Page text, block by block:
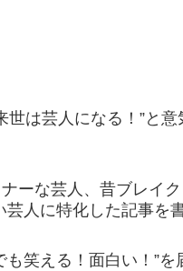
世は芸人になる！”と
ーな芸人、昔ブレイ
人に特化した記事を
笑える！面白い！”